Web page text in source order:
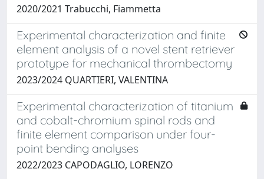
2020/2021 Trabucchi, Fiammetta
Experimental characterization and finite
element analysis of a novel stent retriever
prototype for mechanical thrombectomy
2023/2024 QUARTIERI, VALENTINA
Experimental characterization of titanium
and cobalt-chromium spinal rods and
finite element comparison under four-
point bending analyses
2022/2023 CAPODAGLIO, LORENZO